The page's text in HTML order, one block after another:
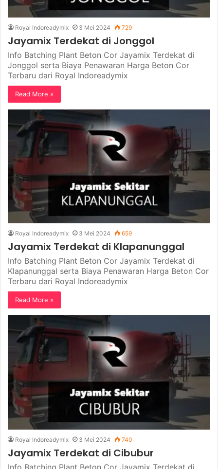
Royal Indoreadymix 3 Mei 2024 729
Jayamix Terdekat di Jonggol
Info Batching Plant Beton Cor Jayamix Terdekat di
Jonggol serta Biaya Penawaran Harga Beton Cor
Terbaru dari Royal Indoreadymix
Read More »
Royal Indoreadymix 3 Mei 2024 659
Jayamix Terdekat di Klapanunggal
Info Batching Plant Beton Cor Jayamix Terdekat di
Klapanunggal serta Biaya Penawaran Harga Beton Cor
Terbaru dari Royal Indoreadymix
Read More »
Royal Indoreadymix 3 Mei 2024 740
Jayamix Terdekat di Cibubur